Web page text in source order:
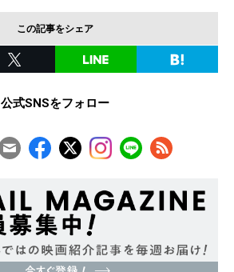
この記事をシェア
公式SNSをフォロー